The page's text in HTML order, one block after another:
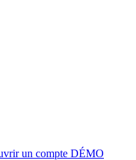
un compte DÉMO